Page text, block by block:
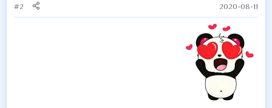
2020-08-11
#2